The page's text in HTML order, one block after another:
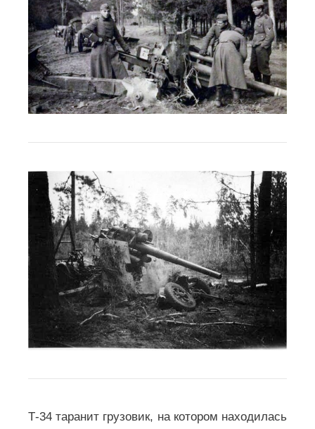
Т-34 таранит грузовик, на котором находилась